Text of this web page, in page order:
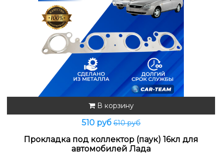
В корзину
510 руб610 руб
Прокладка под коллектор (паук) 16кл для
автомобилей Лада